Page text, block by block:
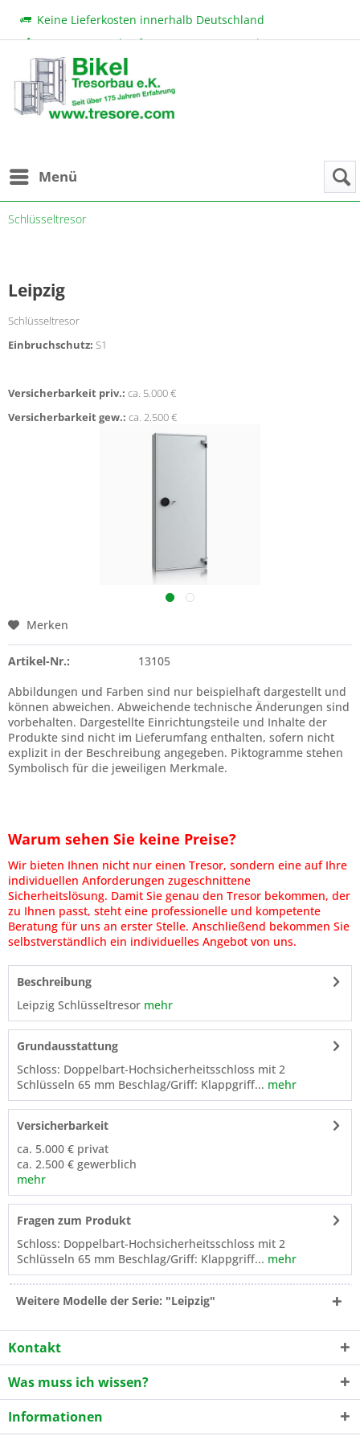
Keine Lieferkosten innerhalb Deutschland
Beratung & Verkauf:+49 (0) 7131 222 11|
bikel@tresore.com
Günstige Preise
Menü
Schlüsseltresor
Leipzig
Schlüsseltresor
Einbruchschutz: S1
Versicherbarkeit priv.: ca. 5.000 €
Versicherbarkeit gew.: ca. 2.500 €
Merken
Artikel-Nr.:
13105
Abbildungen und Farben sind nur beispielhaft dargestellt und
können abweichen. Abweichende technische Änderungen sind
vorbehalten. Dargestellte Einrichtungsteile und Inhalte der
Produkte sind nicht im Lieferumfang enthalten, sofern nicht
explizit in der Beschreibung angegeben. Piktogramme stehen
Symbolisch für die jeweiligen Merkmale.
Warum sehen Sie keine Preise?
Wir bieten Ihnen nicht nur einen Tresor, sondern eine auf Ihre
individuellen Anforderungen zugeschnittene
Sicherheitslösung. Damit Sie genau den Tresor bekommen, der
zu Ihnen passt, steht eine professionelle und kompetente
Beratung für uns an erster Stelle. Anschließend bekommen Sie
selbstverständlich ein individuelles Angebot von uns.
Beschreibung
Leipzig Schlüsseltresor mehr
Grundausstattung
Schloss: Doppelbart-Hochsicherheitsschloss mit 2
Schlüsseln 65 mm Beschlag/Griff: Klappgriff... mehr
Versicherbarkeit
ca. 5.000 € privat
ca. 2.500 € gewerblich
mehr
Fragen zum Produkt
Schloss: Doppelbart-Hochsicherheitsschloss mit 2
Schlüsseln 65 mm Beschlag/Griff: Klappgriff... mehr
Weitere Modelle der Serie: "Leipzig"
Kontakt
Was muss ich wissen?
Informationen